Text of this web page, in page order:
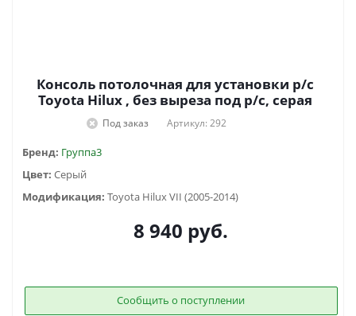
Консоль потолочная для установки р/c
Toyota Hilux , без выреза под р/c, серая
Под заказ Артикул: 292
Бренд: Группа3
Цвет: Серый
Модификация: Toyota Hilux VII (2005-2014)
8 940 руб.
Сообщить о поступлении